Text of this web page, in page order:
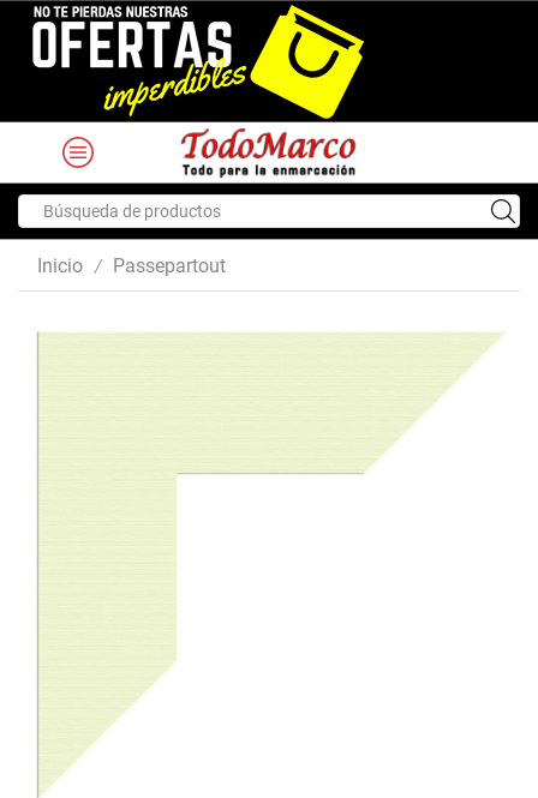
input
Inicio / Passepartout